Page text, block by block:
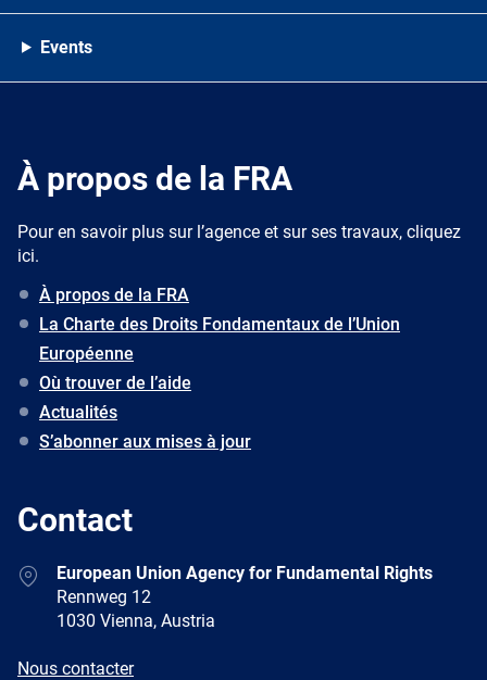
Events
À propos de la FRA
Pour en savoir plus sur l’agence et sur ses travaux, cliquez
ici.
À propos de la FRA
La Charte des Droits Fondamentaux de l’Union
Européenne
Où trouver de l’aide
Actualités
S’abonner aux mises à jour
Contact
AddressEuropean Union Agency for Fundamental Rights
Rennweg 12
1030 Vienna, Austria
E-
Nous contacter